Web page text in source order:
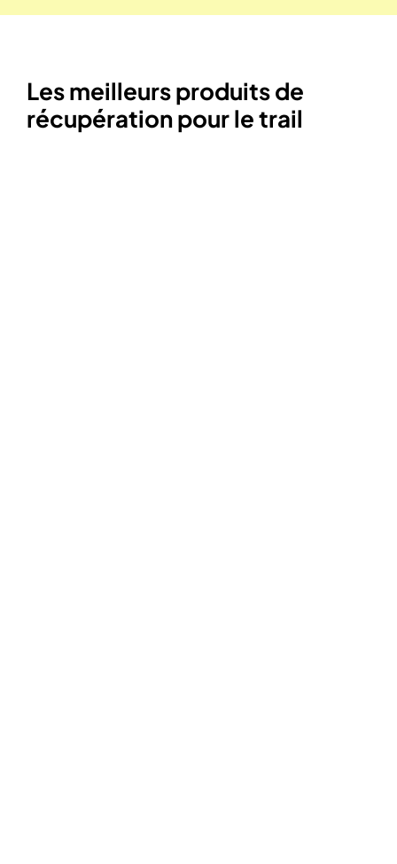
Les meilleurs produits de
récupération pour le trail